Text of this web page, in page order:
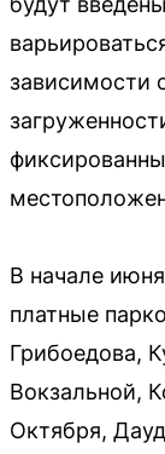
зависимости
В начале
платные
Грибоедова,
Вокзальной,
Октября,